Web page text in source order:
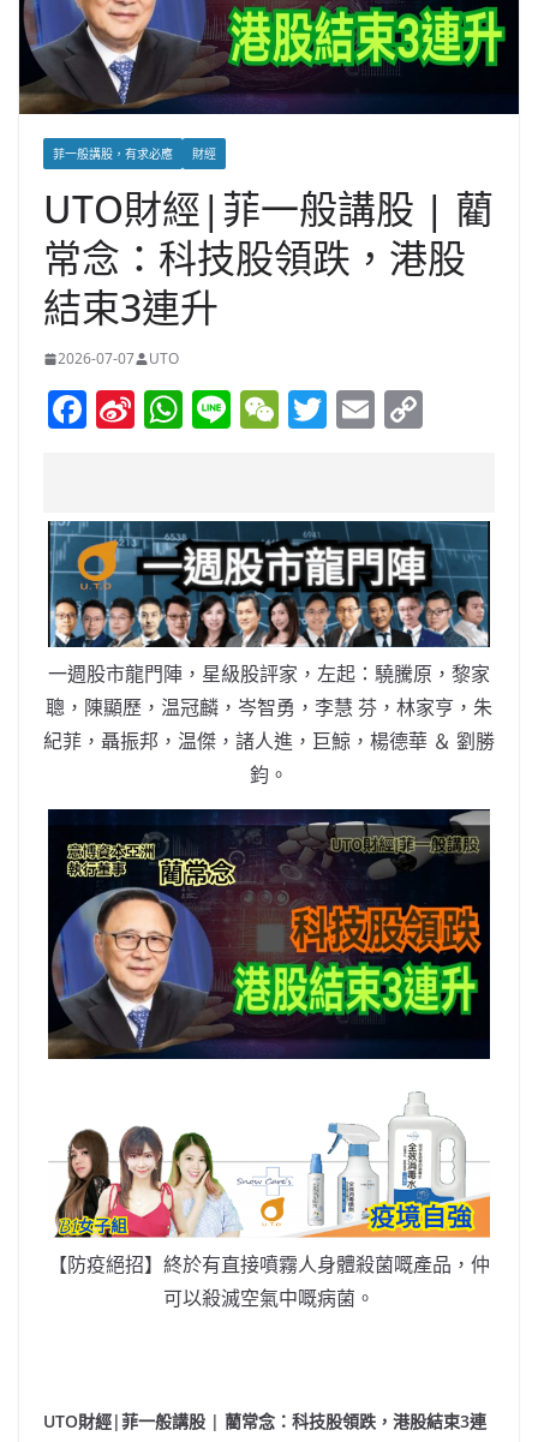
菲一般講股，有求必應 財經
UTO財經|菲一般講股 | 藺
常念：科技股領跌，港股
結束3連升
2026-07-07 UTO
F
e
b
o
o
k
Si
W
ei
b
o
W
s
A
p
p
Li W
h
at
T
er
E
l y
Li
n
k
一週股市龍門陣，星級股評家，左起：驍騰原，黎家
聰，陳顯歷，温冠麟，岑智勇，李慧 芬，林家亨，朱
紀菲，聶振邦，温傑，諸人進，巨鯨，楊德華 ＆ 劉勝
鈞。
【防疫絕招】終於有直接噴霧人身體殺菌嘅產品，仲
可以殺滅空氣中嘅病菌。
UTO財經|菲一般講股 | 藺常念：科技股領跌，港股結束3連